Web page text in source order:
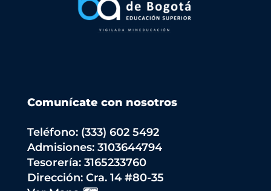
Comunícate con nosotros
Teléfono: (333) 602 5492
Admisiones: 3103644794
Tesorería: 3165233760
Dirección: Cra. 14 #80-35